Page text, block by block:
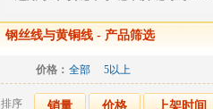
钢丝线与黄铜线 - 产品筛选
价格： 全部 5以上
排序 销量 价格 上架时间